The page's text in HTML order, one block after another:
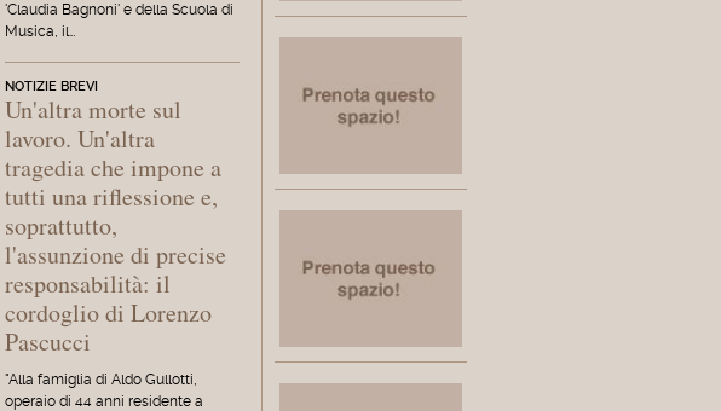
'Claudia Bagnoni' e della Scuola di
Musica, il…
NOTIZIE BREVI
Un'altra morte sul
lavoro. Un'altra
tragedia che impone a
tutti una riflessione e,
soprattutto,
l'assunzione di precise
responsabilità: il
cordoglio di Lorenzo
Pascucci
"Alla famiglia di Aldo Gullotti,
operaio di 44 anni residente a